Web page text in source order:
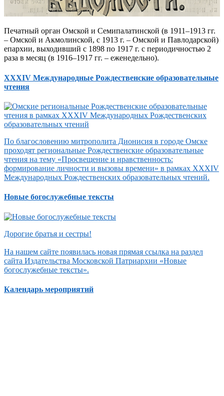
Печатный орган Омской и Семипалатинской (в 1911–1913 гг.
– Омской и Акмолинской, с 1913 г. – Омской и Павлодарской)
епархии, выходивший с 1898 по 1917 г. с периодичностью 2
раза в месяц (в 1916–1917 гг. – еженедельно).
XXXIV Международные Рождественские образовательные
чтения
По благословению митрополита Дионисия в городе Омске
проходят региональные Рождественские образовательные
чтения на тему «Просвещение и нравственность:
формирование личности и вызовы времени» в рамках XXXIV
Международных Рождественских образовательных чтений.
Новые богослужебные тексты
Дорогие братья и сестры!
На нашем сайте появилась новая прямая ссылка на раздел
сайта Издательства Московской Патриархии «Новые
богослужебные тексты».
Календарь мероприятий